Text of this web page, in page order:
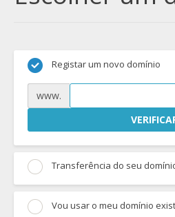
Registar um novo domínio
www.
Transferência do seu
Vou usar o meu domínio